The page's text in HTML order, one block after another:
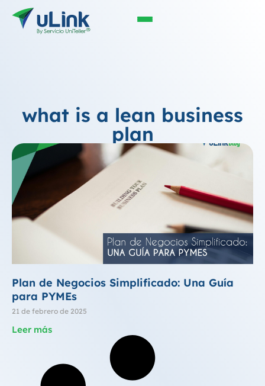
what is a lean business
plan
Plan de Negocios Simplificado: Una Guía
para PYMEs
21 de febrero de 2025
Leer más